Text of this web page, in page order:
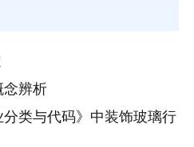
念辨析
类与代码》中装饰玻璃行